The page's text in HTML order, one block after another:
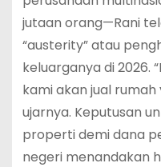
jutaan orang—Rani
“austerity” atau
keluarganya di 2026.
kami akan jual
ujarnya. Keputusan
properti demi dana
negeri menandakan